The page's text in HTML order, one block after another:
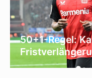
50+1-Regel: